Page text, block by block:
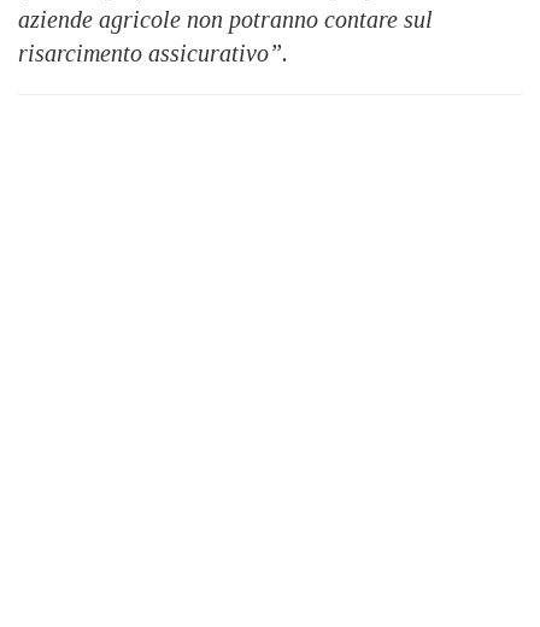
aziende agricole non potranno contare sul
risarcimento assicurativo”.